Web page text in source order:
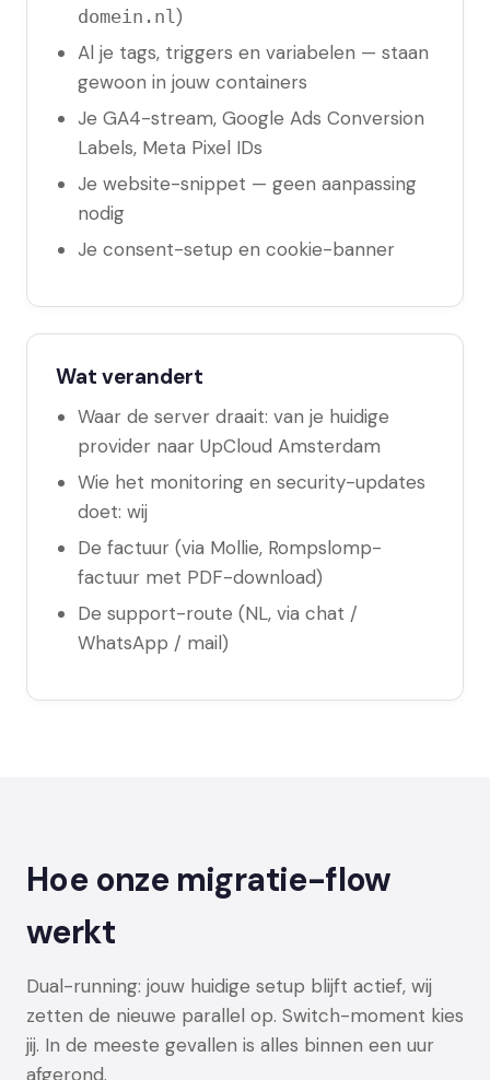
domein.nl)
Al je tags, triggers en variabelen — staan
gewoon in jouw containers
Je GA4-stream, Google Ads Conversion
Labels, Meta Pixel IDs
Je website-snippet — geen aanpassing
nodig
Je consent-setup en cookie-banner
Wat verandert
Waar de server draait: van je huidige
provider naar UpCloud Amsterdam
Wie het monitoring en security-updates
doet: wij
De factuur (via Mollie, Rompslomp-
factuur met PDF-download)
De support-route (NL, via chat /
WhatsApp / mail)
Hoe onze migratie-flow
werkt
Dual-running: jouw huidige setup blijft actief, wij
zetten de nieuwe parallel op. Switch-moment kies
jij. In de meeste gevallen is alles binnen een uur
afgerond.